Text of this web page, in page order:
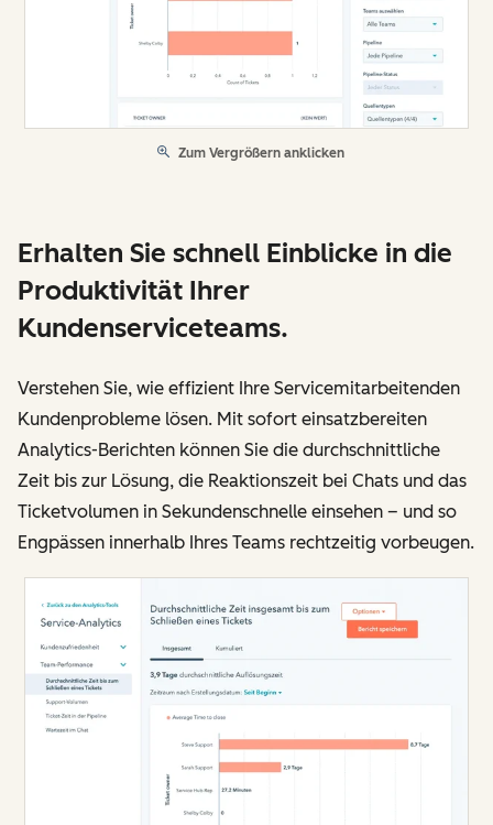
Zum Vergrößern anklicken
Erhalten Sie schnell Einblicke in die
Produktivität Ihrer
Kundenserviceteams.
Verstehen Sie, wie effizient Ihre Servicemitarbeitenden
Kundenprobleme lösen. Mit sofort einsatzbereiten
Analytics-Berichten können Sie die durchschnittliche
Zeit bis zur Lösung, die Reaktionszeit bei Chats und das
Ticketvolumen in Sekundenschnelle einsehen – und so
Engpässen innerhalb Ihres Teams rechtzeitig vorbeugen.